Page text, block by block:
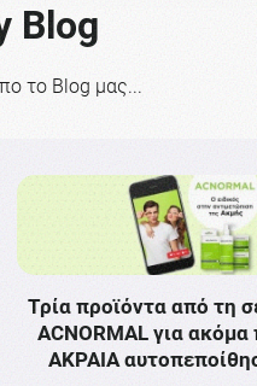
Blog
το Blog μας...
Τρία προϊόντα από τη
ACNORMAL για ακόμα
ΑΚΡΑΙΑ